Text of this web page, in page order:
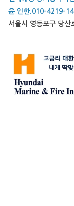
윤 인한.010-4219-
서울시 영등포구 당